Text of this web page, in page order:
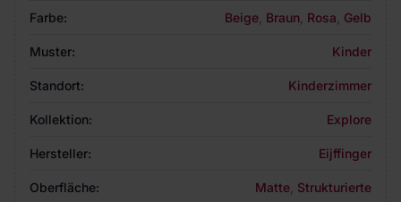
Farbe: Beige Braun Rosa Gelb
Muster: Kinder
Standort: Kinderzimmer
Kollektion: Explore
Hersteller: Eijffinger
Oberfläche: Matte Strukturierte